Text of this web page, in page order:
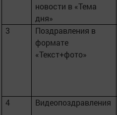
новости в «Тема
дня»
3
Поздравления в
формате
«Текст+фото»
4 Видеопоздравления